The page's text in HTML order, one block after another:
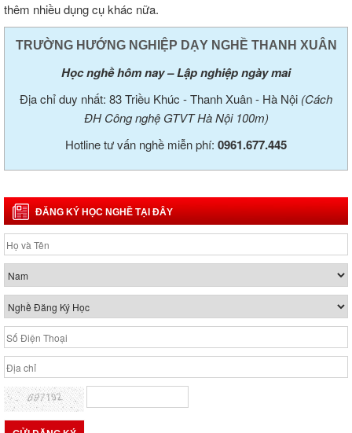
thêm nhiều dụng cụ khác nữa.
TRƯỜNG HƯỚNG NGHIỆP DẠY NGHỀ THANH XUÂN
Học nghề hôm nay – Lập nghiệp ngày mai
Địa chỉ duy nhất: 83 Triều Khúc - Thanh Xuân - Hà Nội (Cách
ĐH Công nghệ GTVT Hà Nội 100m)
Hotline tư vấn nghề miễn phí: 0961.677.445
ĐĂNG KÝ HỌC NGHỀ TẠI ĐÂY